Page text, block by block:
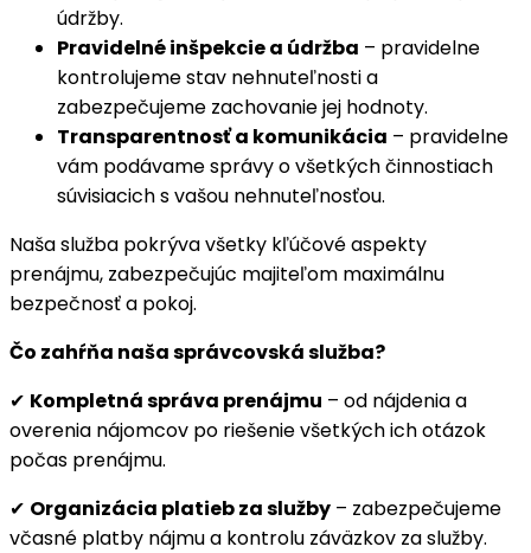
údržby.
Pravidelné inšpekcie a údržba – pravidelne
kontrolujeme stav nehnuteľnosti a
zabezpečujeme zachovanie jej hodnoty.
Transparentnosť a komunikácia – pravidelne
vám podávame správy o všetkých činnostiach
súvisiacich s vašou nehnuteľnosťou.
Naša služba pokrýva všetky kľúčové aspekty
prenájmu, zabezpečujúc majiteľom maximálnu
bezpečnosť a pokoj.
Čo zahŕňa naša správcovská služba?
✔ Kompletná správa prenájmu – od nájdenia a
overenia nájomcov po riešenie všetkých ich otázok
počas prenájmu.
✔ Organizácia platieb za služby – zabezpečujeme
včasné platby nájmu a kontrolu záväzkov za služby.